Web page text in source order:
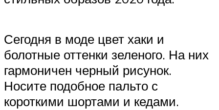
Сегодня в моде цвет хаки и
болотные оттенки зеленого. На них
гармоничен черный рисунок.
Носите подобное пальто с
короткими шортами и кедами.